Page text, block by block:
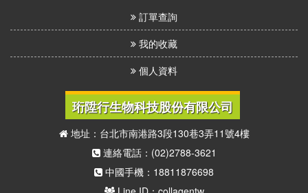
訂單查詢
我的收藏
個人資料
珩陞行生物科技股份有限公司
地址：台北市南港路3段130巷3弄11號4樓
連絡電話：(02)2788-3621
中國手機：18811876698